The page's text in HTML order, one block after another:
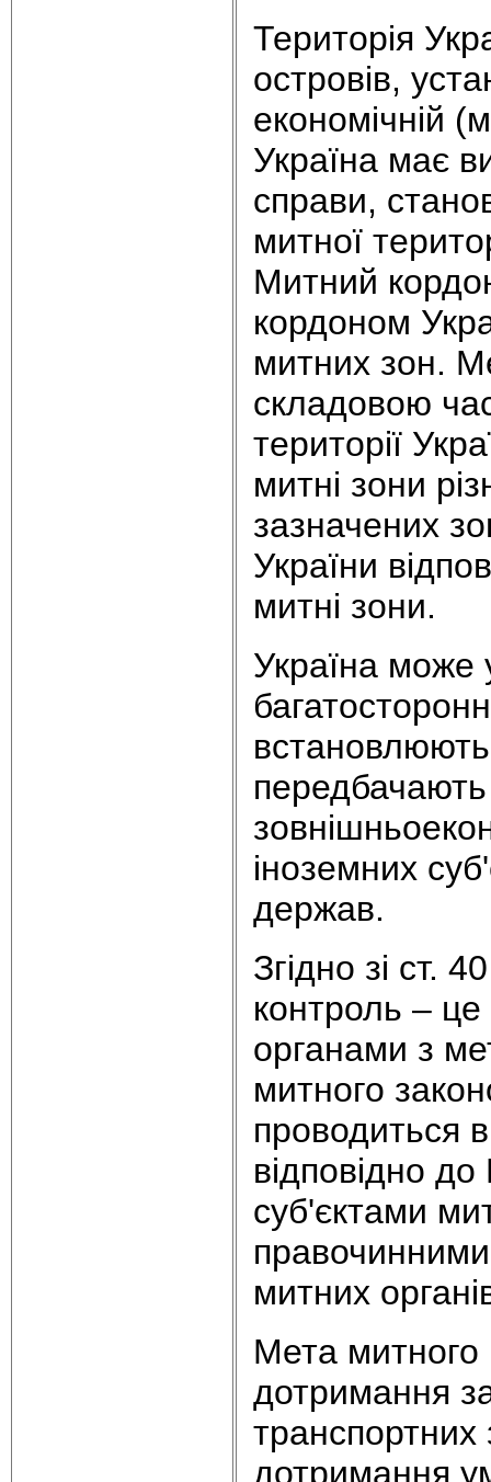
Територія
островів,
економічній
Україна має
справи,
митної
Митний
кордоном
митних зон.
складовою
території
митні зони
зазначених
України
митні зони.
Україна може
передбачають
іноземних
держав.
Згідно зі ст.
контроль –
органами з
митного
проводиться
відповідно
суб'єктами
правочинними
митних
Мета митного
дотримання
транспортних
дотримання